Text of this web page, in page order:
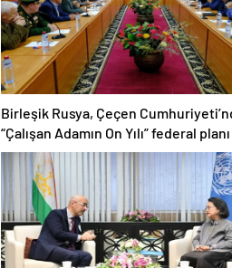
Birleşik Rusya, Çeçen
“Çalışan Adamın On Yılı” federal
bir dizi öneri düzenledi